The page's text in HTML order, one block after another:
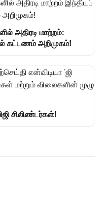
அதிரடி மாற்றம்:
கட்டணம் அறிமுகம்!
சிலிண்டர்கள்!